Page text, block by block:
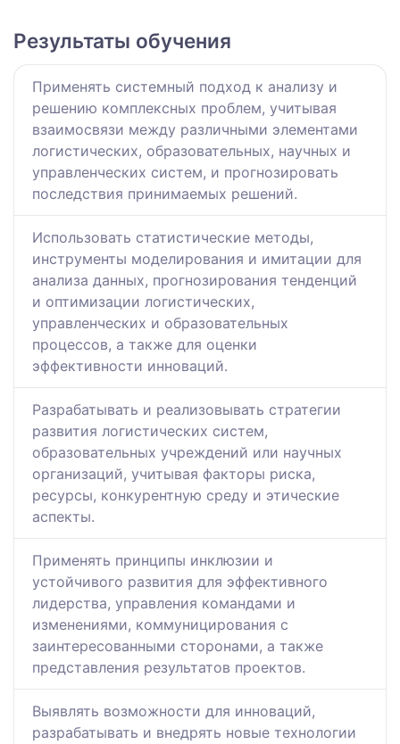
Результаты обучения
Применять системный подход к анализу и
решению комплексных проблем, учитывая
взаимосвязи между различными элементами
логистических, образовательных, научных и
управленческих систем, и прогнозировать
последствия принимаемых решений.
Использовать статистические методы,
инструменты моделирования и имитации для
анализа данных, прогнозирования тенденций
и оптимизации логистических,
управленческих и образовательных
процессов, а также для оценки
эффективности инноваций.
Разрабатывать и реализовывать стратегии
развития логистических систем,
образовательных учреждений или научных
организаций, учитывая факторы риска,
ресурсы, конкурентную среду и этические
аспекты.
Применять принципы инклюзии и
устойчивого развития для эффективного
лидерства, управления командами и
изменениями, коммуницирования с
заинтересованными сторонами, а также
представления результатов проектов.
Выявлять возможности для инноваций,
разрабатывать и внедрять новые технологии